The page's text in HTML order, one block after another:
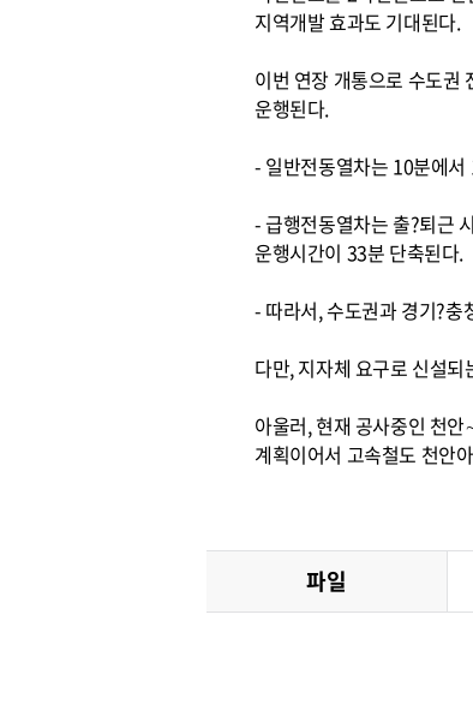
지역개발 효과도 기대된다.
이번 연장 개통으로 수도권
운행된다.
- 일반전동열차는 10분에
- 급행전동열차는 출?퇴근
운행시간이 33분 단축된다.
- 따라서, 수도권과 경기?충
다만, 지자체 요구로 신설
아울러, 현재 공사중인 천
계획이어서 고속철도 천안
파일